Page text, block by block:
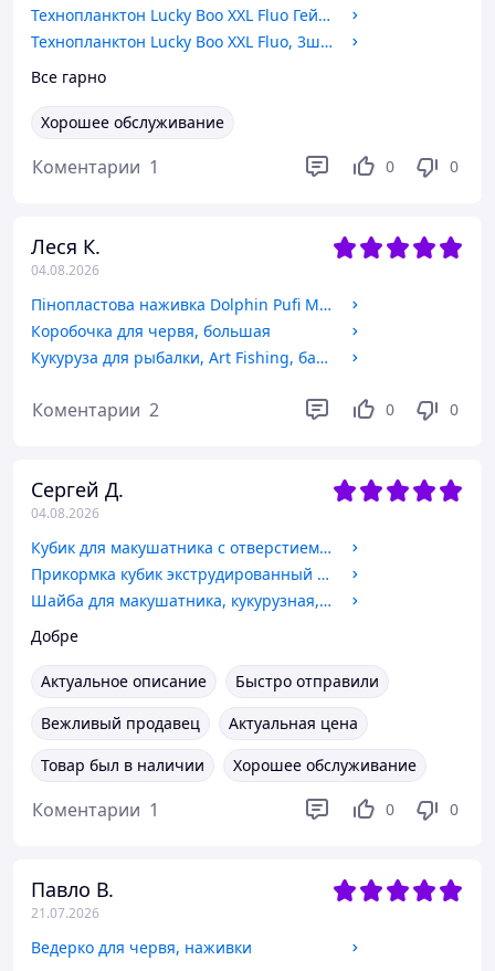
Технопланктон Lucky Boo XXL Fluo Гейзер, 3шт/уп, 225г, Очерет
Технопланктон Lucky Boo XXL Fluo, 3шт/уп, 225г, Очерет
Все гарно
Хорошее обслуживание
Коментарии 1 0 0
Леся К.
04.08.2026
Пінопластова наживка Dolphin Pufi Міні, 4мм, Мікс
Коробочка для червя, большая
Кукуруза для рыбалки, Art Fishing, банка, 150 мл, вкус Чеснок
Коментарии 2 0 0
Сергей Д.
04.08.2026
Кубик для макушатника с отверстием прикормка 45х45х20 мм, Горох
Прикормка кубик экструдированный для макушатника с отверстием 45х45х20 мм, Анис
Шайба для макушатника, кукурузная, с отверстием, вкус Макуха, размер 50х20мм, 80г
Добре
Актуальное описание
Быстро отправили
Вежливый продавец
Актуальная цена
Товар был в наличии
Хорошее обслуживание
Коментарии 1 0 0
Павло В.
21.07.2026
Ведерко для червя, наживки